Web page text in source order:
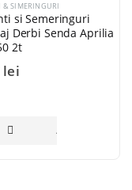
RULMENTI & SIMERINGURI
Rulment Ambielaj
50cc SKF 20x52x12
90,00